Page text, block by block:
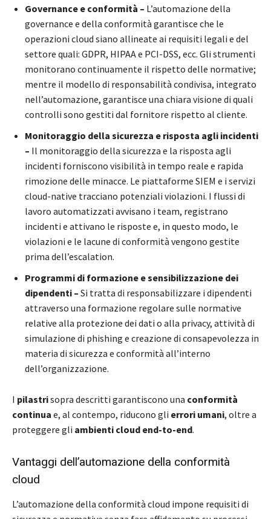
Governance e conformità – L’automazione della
governance e della conformità garantisce che le
operazioni cloud siano allineate ai requisiti legali e del
settore quali: GDPR, HIPAA e PCI-DSS, ecc. Gli strumenti
monitorano continuamente il rispetto delle normative;
mentre il modello di responsabilità condivisa, integrato
nell’automazione, garantisce una chiara visione di quali
controlli sono gestiti dal fornitore rispetto al cliente.
Monitoraggio della sicurezza e risposta agli incidenti
– Il monitoraggio della sicurezza e la risposta agli
incidenti forniscono visibilità in tempo reale e rapida
rimozione delle minacce. Le piattaforme SIEM e i servizi
cloud-native tracciano potenziali violazioni. I flussi di
lavoro automatizzati avvisano i team, registrano
incidenti e attivano le risposte e, in questo modo, le
violazioni e le lacune di conformità vengono gestite
prima dell’escalation.
Programmi di formazione e sensibilizzazione dei
dipendenti – Si tratta di responsabilizzare i dipendenti
attraverso una formazione regolare sulle normative
relative alla protezione dei dati o alla privacy, attività di
simulazione di phishing e creazione di consapevolezza in
materia di sicurezza e conformità all’interno
dell’organizzazione.
I pilastrisopra descritti garantiscono una conformità
continua e, al contempo, riducono gli errori umani, oltre a
proteggere gli ambienti cloud end-to-end.
Vantaggi dell’automazione della conformità
cloud
L’automazione della conformità cloud impone requisiti di